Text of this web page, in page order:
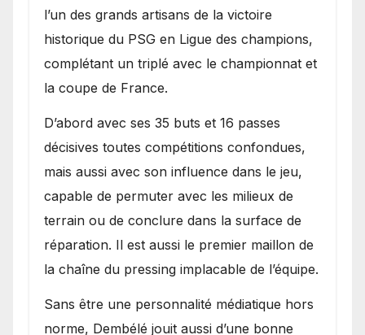
l’un des grands artisans de la victoire
historique du PSG en Ligue des champions,
complétant un triplé avec le championnat et
la coupe de France.
D’abord avec ses 35 buts et 16 passes
décisives toutes compétitions confondues,
mais aussi avec son influence dans le jeu,
capable de permuter avec les milieux de
terrain ou de conclure dans la surface de
réparation. Il est aussi le premier maillon de
la chaîne du pressing implacable de l’équipe.
Sans être une personnalité médiatique hors
norme, Dembélé jouit aussi d’une bonne